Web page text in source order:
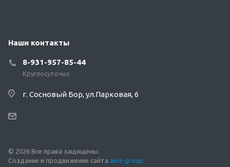
Наши контакты
8-931-957-85-44
Круглосуточно
г. Сосновый Бор, ул.Парковая, 6
© 2026 Все права защищены.
Создание и продвижение сайта alex-group